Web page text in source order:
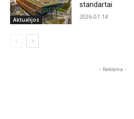
Aktualijos
standartai
2026-07-14
- Reklama -